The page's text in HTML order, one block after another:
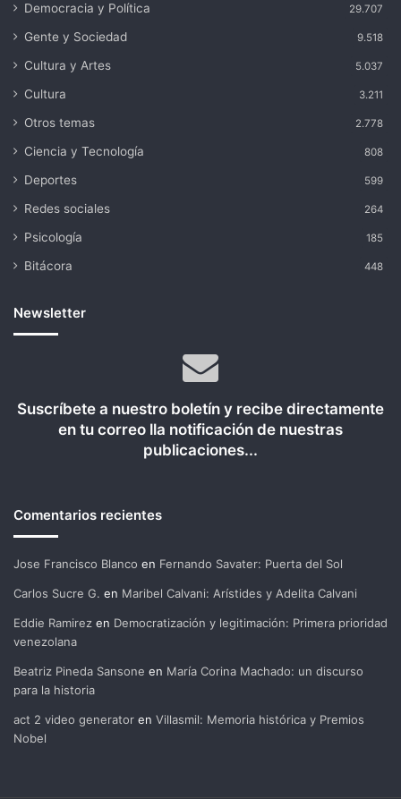
Democracia y Política 29.707
Gente y Sociedad 9.518
Cultura y Artes 5.037
Cultura 3.211
Otros temas 2.778
Ciencia y Tecnología 808
Deportes 599
Redes sociales 264
Psicología 185
Bitácora 448
Newsletter
Suscríbete a nuestro boletín y recibe directamente
en tu correo lla notificación de nuestras
publicaciones...
Comentarios recientes
Jose Francisco Blanco en Fernando Savater: Puerta del Sol
Carlos Sucre G. en Maribel Calvani: Arístides y Adelita Calvani
Eddie Ramirez en Democratización y legitimación: Primera prioridad
venezolana
Beatriz Pineda Sansone en María Corina Machado: un discurso
para la historia
act 2 video generator en Villasmil: Memoria histórica y Premios
Nobel